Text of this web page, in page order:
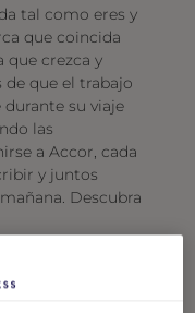
tal como eres y
que coincida
que crezca y
de que el trabajo
su viaje
las
a Accor, cada
y juntos
Descubra